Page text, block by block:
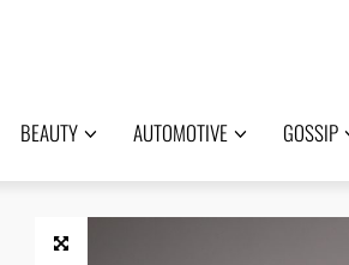
BEAUTY AUTOMOTIVE GOSSIP